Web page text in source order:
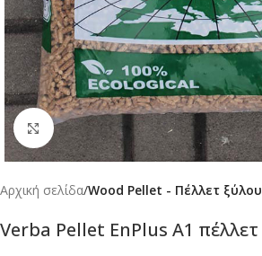
Μεγέθυνση
Αρχική σελίδα Wood Pellet - Πέλλετ ξύλου
Verba Pellet EnPlus A1 πέλλετ